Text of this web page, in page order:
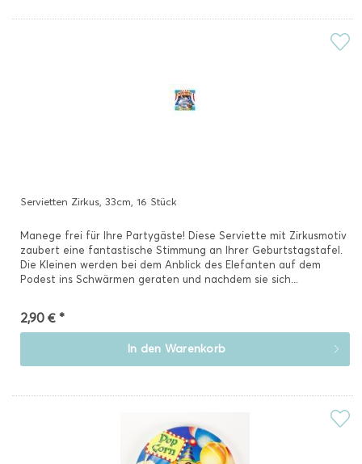
Servietten Zirkus, 33cm, 16 Stück
Manege frei für Ihre Partygäste! Diese Serviette mit Zirkusmotiv
zaubert eine fantastische Stimmung an Ihrer Geburtstagstafel.
Die Kleinen werden bei dem Anblick des Elefanten auf dem
Podest ins Schwärmen geraten und nachdem sie sich...
2,90 € *
In den Warenkorb